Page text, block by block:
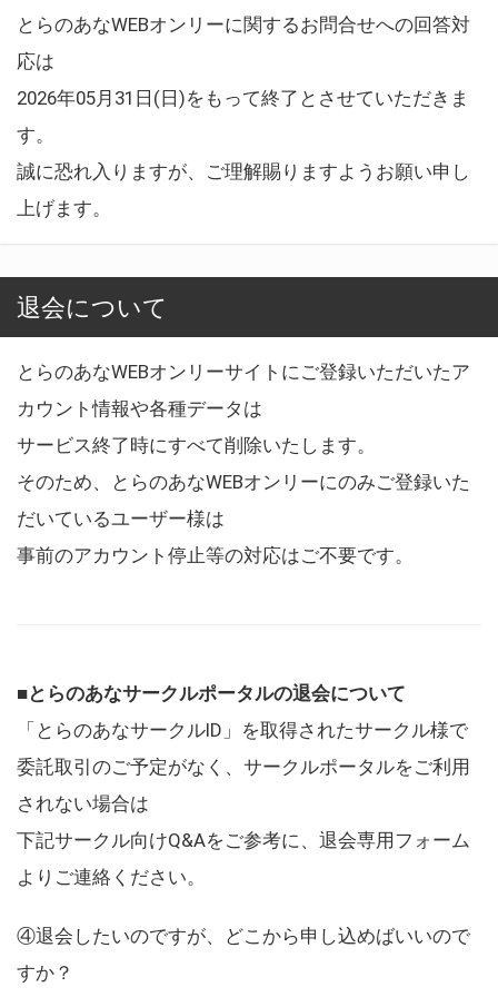
とらのあなWEBオンリーに関するお問合せへの回答対
応は
2026年05月31日(日)をもって終了とさせていただきま
す。
誠に恐れ入りますが、ご理解賜りますようお願い申し
上げます。
退会について
とらのあなWEBオンリーサイトにご登録いただいたア
カウント情報や各種データは
サービス終了時にすべて削除いたします。
そのため、とらのあなWEBオンリーにのみご登録いた
だいているユーザー様は
事前のアカウント停止等の対応はご不要です。
■とらのあなサークルポータルの退会について
「とらのあなサークルID」を取得されたサークル様で
委託取引のご予定がなく、サークルポータルをご利用
されない場合は
下記サークル向けQ&Aをご参考に、退会専用フォーム
よりご連絡ください。
④退会したいのですが、どこから申し込めばいいので
すか？